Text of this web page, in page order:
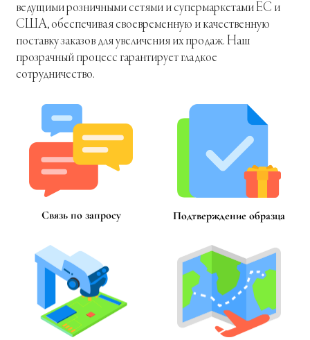
ведущими розничными сетями и супермаркетами ЕС и
США, обеспечивая своевременную и качественную
поставку заказов для увеличения их продаж. Наш
прозрачный процесс гарантирует гладкое
сотрудничество.
Связь по запросу Подтверждение образца